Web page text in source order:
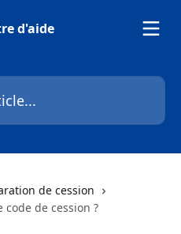
d'aide
de cession
de cession ?